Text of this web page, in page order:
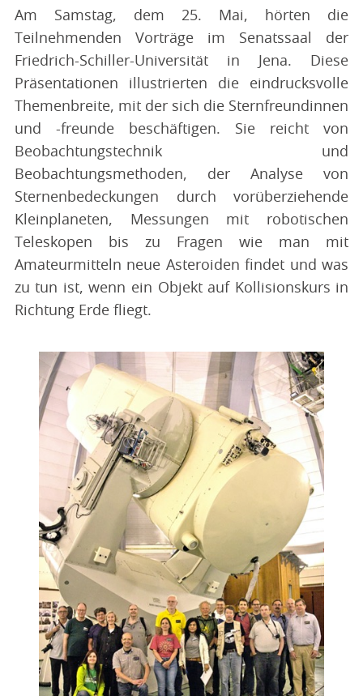
Am Samstag, dem 25. Mai, hörten die
Teilnehmenden Vorträge im Senatssaal der
Friedrich-Schiller-Universität in Jena. Diese
Präsentationen illustrierten die eindrucksvolle
Themenbreite, mit der sich die Sternfreundinnen
und -freunde beschäftigen. Sie reicht von
Beobachtungstechnik und
Beobachtungsmethoden, der Analyse von
Sternenbedeckungen durch vorüberziehende
Kleinplaneten, Messungen mit robotischen
Teleskopen bis zu Fragen wie man mit
Amateurmitteln neue Asteroiden findet und was
zu tun ist, wenn ein Objekt auf Kollisionskurs in
Richtung Erde fliegt.